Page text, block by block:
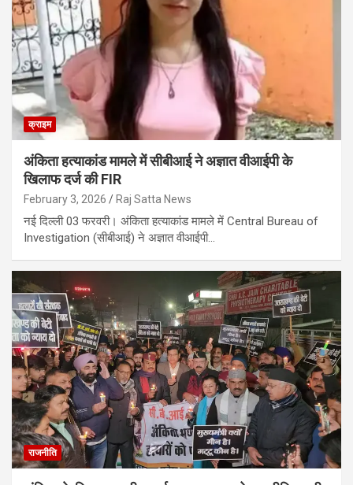
क्राइम
अंकिता हत्याकांड मामले में सीबीआई ने अज्ञात वीआईपी के
खिलाफ दर्ज की FIR
February 3, 2026 Raj Satta News
नई दिल्ली 03 फरवरी। अंकिता हत्याकांड मामले में Central Bureau of
Investigation (सीबीआई) ने अज्ञात वीआईपी…
राजनीति